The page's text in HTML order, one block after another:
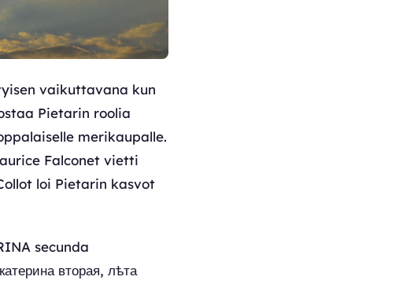
vaikuttavana kun
Pietarin roolia
merikaupalle.
Falconet vietti
loi Pietarin kasvot
secunda
вторая, лѣта